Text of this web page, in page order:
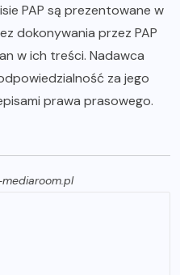
PAP są prezentowane w
dokonywania przez PAP
w ich treści. Nadawca
za jego
prawa prasowego.